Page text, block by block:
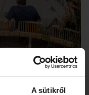
A sütikről